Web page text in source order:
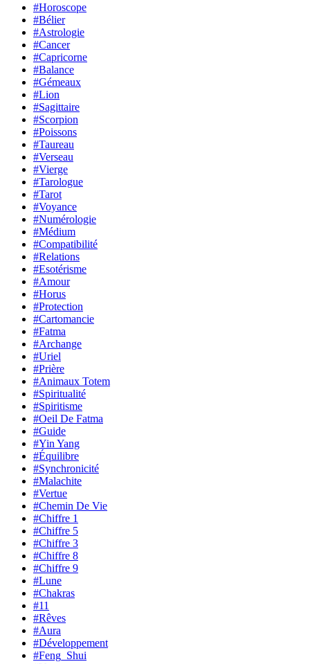
#Horoscope
#Bélier
#Astrologie
#Cancer
#Capricorne
#Balance
#Gémeaux
#Lion
#Sagittaire
#Scorpion
#Poissons
#Taureau
#Verseau
#Vierge
#Tarologue
#Tarot
#Voyance
#Numérologie
#Médium
#Compatibilité
#Relations
#Esotérisme
#Amour
#Horus
#Protection
#Cartomancie
#Fatma
#Archange
#Uriel
#Prière
#Animaux Totem
#Spiritualité
#Spiritisme
#Oeil De Fatma
#Guide
#Yin Yang
#Équilibre
#Synchronicité
#Malachite
#Vertue
#Chemin De Vie
#Chiffre 1
#Chiffre 5
#Chiffre 3
#Chiffre 8
#Chiffre 9
#Lune
#Chakras
#11
#Rêves
#Aura
#Développement
#Feng_Shui